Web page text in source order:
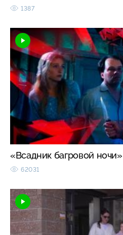
1387
«Всадник багровой ночи»
62031